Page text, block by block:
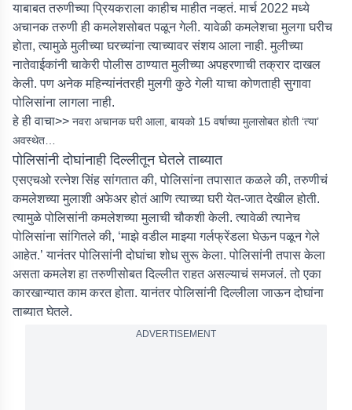
याबाबत तरुणीच्या प्रियकराला काहीच माहीत नव्हतं. मार्च 2022 मध्ये
अचानक तरुणी ही कमलेशसोबत पळून गेली. यावेळी कमलेशचा मुलगा घरीच
होता, त्यामुळे मुलीच्या घरच्यांना त्याच्यावर संशय आला नाही. मुलीच्या
नातेवाईकांनी चाकेरी पोलीस ठाण्यात मुलीच्या अपहरणाची तक्रार दाखल
केली. पण अनेक महिन्यांनंतरही मुलगी कुठे गेली याचा कोणताही सुगावा
पोलिसांना लागला नाही.
हे ही वाचा>> नवरा अचानक घरी आला, बायको 15 वर्षाच्या मुलासोबत होती ‘त्या’
अवस्थेत…
पोलिसांनी दोघांनाही दिल्लीतून घेतले ताब्यात
एसएचओ रत्नेश सिंह सांगतात की, पोलिसांना तपासात कळले की, तरुणीचं
कमलेशच्या मुलाशी अफेअर होतं आणि त्याच्या घरी येत-जात देखील होती.
त्यामुळे पोलिसांनी कमलेशच्या मुलाची चौकशी केली. त्यावेळी त्यानेच
पोलिसांना सांगितले की, ‘माझे वडील माझ्या गर्लफ्रेंडला घेऊन पळून गेले
आहेत.’ यानंतर पोलिसांनी दोघांचा शोध सुरू केला. पोलिसांनी तपास केला
असता कमलेश हा तरुणीसोबत दिल्लीत राहत असल्याचं समजलं. तो एका
कारखान्यात काम करत होता. यानंतर पोलिसांनी दिल्लीला जाऊन दोघांना
ताब्यात घेतले.
ADVERTISEMENT